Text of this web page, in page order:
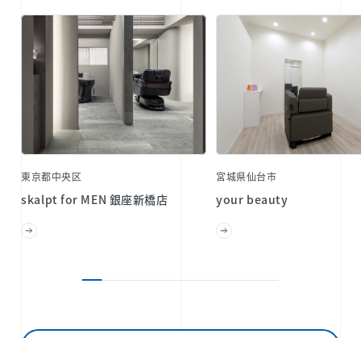
東京都中央区
skalpt for MEN 銀座新橋店
宮城県仙台市
your beauty